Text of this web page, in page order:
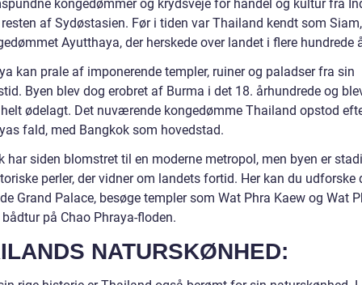
kongedømmer og krydsveje for handel og kultur fra
af Sydøstasien. Før i tiden var Thailand kendt som
Ayutthaya, der herskede over landet i flere hundrede
kan prale af imponerende templer, ruiner og paladser fra sin
Byen blev dog erobret af Burma i det 18. århundrede og
ødelagt. Det nuværende kongedømme Thailand opstod
fald, med Bangkok som hovedstad.
har siden blomstret til en moderne metropol, men byen er
perler, der vidner om landets fortid. Her kan du udforske
Grand Palace, besøge templer som Wat Phra Kaew og Wat
på Chao Phraya-floden.
NATURSKØNHED: